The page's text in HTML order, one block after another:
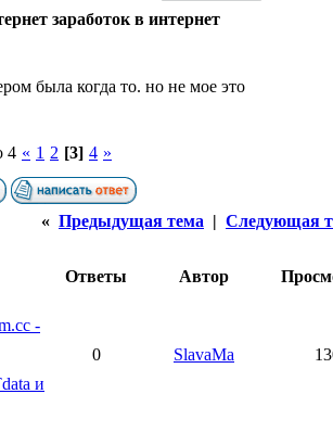
заработок в интернет
была когда то. но не мое это
4 « 1 2 [3] 4 »
« Предыдущая тема | Следующая
Ответы Автор
-
и
0 SlavaMa